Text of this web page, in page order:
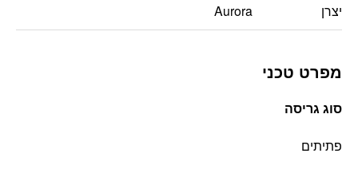
יצרן Aurora
מפרט טכני
סוג גריסה
פתיתים